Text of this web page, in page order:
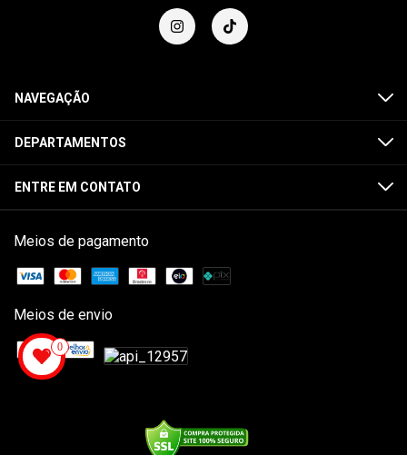
NAVEGAÇÃO
DEPARTAMENTOS
ENTRE EM CONTATO
Meios de pagamento
Meios de envio
0